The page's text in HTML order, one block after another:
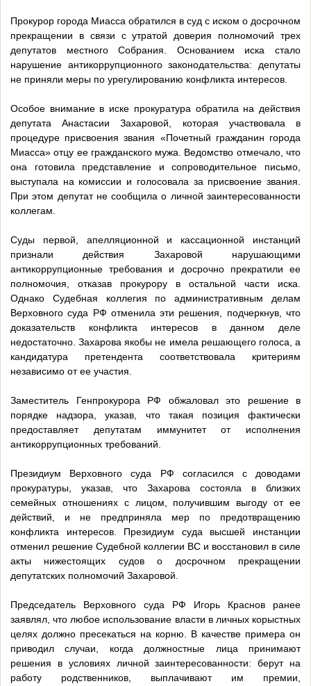
Прокурор города Миасса обратился в суд с иском о досрочном
прекращении в связи с утратой доверия полномочий трех
депутатов местного Собрания. Основанием иска стало
нарушение антикоррупционного законодательства: депутаты
не приняли меры по урегулированию конфликта интересов.
Особое внимание в иске прокуратура обратила на действия
депутата Анастасии Захаровой, которая участвовала в
процедуре присвоения звания «Почетный гражданин города
Миасса» отцу ее гражданского мужа. Ведомство отмечало, что
она готовила представление и сопроводительное письмо,
выступала на комиссии и голосовала за присвоение звания.
При этом депутат не сообщила о личной заинтересованности
коллегам.
Суды первой, апелляционной и кассационной инстанций
признали действия Захаровой нарушающими
антикоррупционные требования и досрочно прекратили ее
полномочия, отказав прокурору в остальной части иска.
Однако Судебная коллегия по административным делам
Верховного суда РФ отменила эти решения, подчеркнув, что
доказательств конфликта интересов в данном деле
недостаточно. Захарова якобы не имела решающего голоса, а
кандидатура претендента соответствовала критериям
независимо от ее участия.
Заместитель Генпрокурора РФ обжаловал это решение в
порядке надзора, указав, что такая позиция фактически
предоставляет депутатам иммунитет от исполнения
антикоррупционных требований.
Президиум Верховного суда РФ согласился с доводами
прокуратуры, указав, что Захарова состояла в близких
семейных отношениях с лицом, получившим выгоду от ее
действий, и не предприняла мер по предотвращению
конфликта интересов. Президиум суда высшей инстанции
отменил решение Судебной коллегии ВС и восстановил в силе
акты нижестоящих судов о досрочном прекращении
депутатских полномочий Захаровой.
Председатель Верховного суда РФ Игорь Краснов ранее
заявлял, что любое использование власти в личных корыстных
целях должно пресекаться на корню. В качестве примера он
приводил случаи, когда должностные лица принимают
решения в условиях личной заинтересованности: берут на
работу родственников, выплачивают им премии,